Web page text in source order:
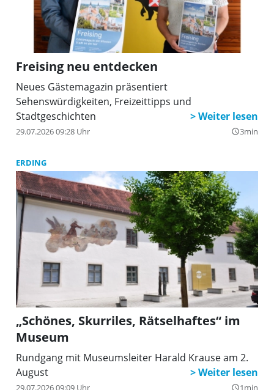
Freising neu entdecken
Neues Gästemagazin präsentiert
Sehenswürdigkeiten, Freizeittipps und
Stadtgeschichten
29.07.2026 09:28 Uhr query_builder3min
ERDING
„Schönes, Skurriles, Rätselhaftes“ im
Museum
Rundgang mit Museumsleiter Harald Krause am 2.
August
29.07.2026 09:09 Uhr query_builder1min